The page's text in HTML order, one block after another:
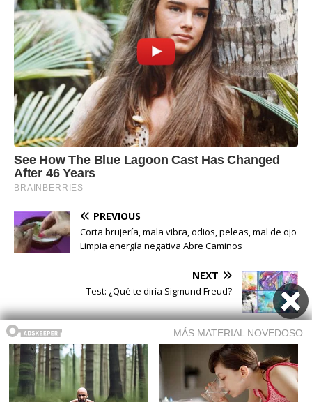
PREVIOUS
Corta brujería, mala vibra, odios, peleas, mal de ojo
Limpia energía negativa Abre Caminos
NEXT
Test: ¿Qué te diría Sigmund Freud?
Buscar